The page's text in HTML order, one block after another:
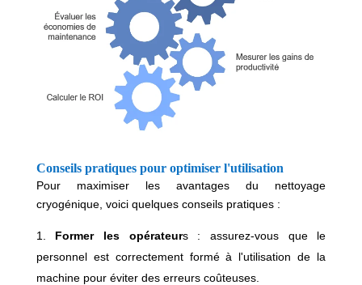
Conseils pratiques pour optimiser l'utilisation
Pour maximiser les avantages du nettoyage
cryogénique, voici quelques conseils pratiques :
Former les opérateurs : assurez-vous que le
personnel est correctement formé à l'utilisation de la
machine pour éviter des erreurs coûteuses.